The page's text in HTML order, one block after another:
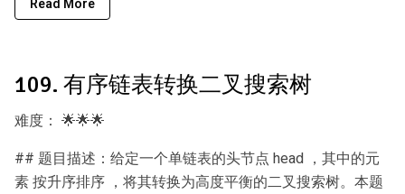
Read More
109. 有序链表转换二叉搜索树
难度： 🌟🌟🌟
## 题目描述：给定一个单链表的头节点 head ，其中的元
素 按升序排序 ，将其转换为高度平衡的二叉搜索树。本题